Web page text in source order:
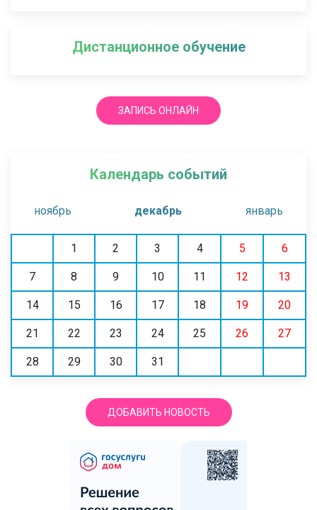
Дистанционное обучение
ЗАПИСЬ ОНЛАЙН
Календарь событий
ноябрь декабрь январь
1 2 3 4 5 6
7 8 9 10 11 12 13
14 15 16 17 18 19 20
21 22 23 24 25 26 27
28 29 30 31
ДОБАВИТЬ НОВОСТЬ